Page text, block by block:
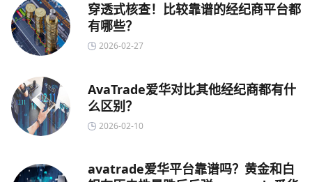
穿透式核查！比较靠谱的经纪商平台都
有哪些？
2026-02-27
AvaTrade爱华对比其他经纪商都有什
么区别？
2026-02-10
avatrade爱华平台靠谱吗？黄金和白